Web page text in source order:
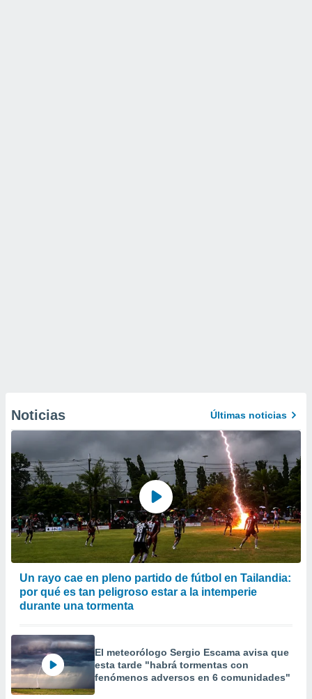
Noticias Últimas noticias
Un rayo cae en pleno partido de fútbol en Tailandia:
por qué es tan peligroso estar a la intemperie
durante una tormenta
El meteorólogo Sergio Escama avisa que
esta tarde "habrá tormentas con
fenómenos adversos en 6 comunidades"